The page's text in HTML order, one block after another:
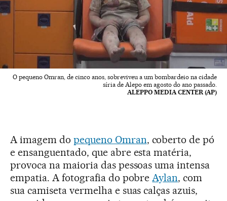
O pequeno Omran, de cinco anos, sobreviveu a um bombardeio na cidade
síria de Alepo em agosto do ano passado.
ALEPPO MEDIA CENTER (AP)
A imagem do pequeno Omran, coberto de pó
e ensanguentado, que abre esta matéria,
provoca na maioria das pessoas uma intensa
empatia. A fotografia do pobreAylan, com
sua camiseta vermelha e suas calças azuis,